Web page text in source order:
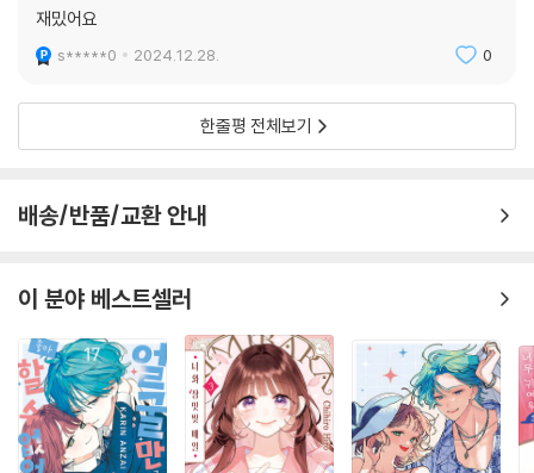
재밌어요
s*****0 2024.12.28. 0
한줄평 전체보기
배송/반품/교환 안내
이 분야 베스트셀러